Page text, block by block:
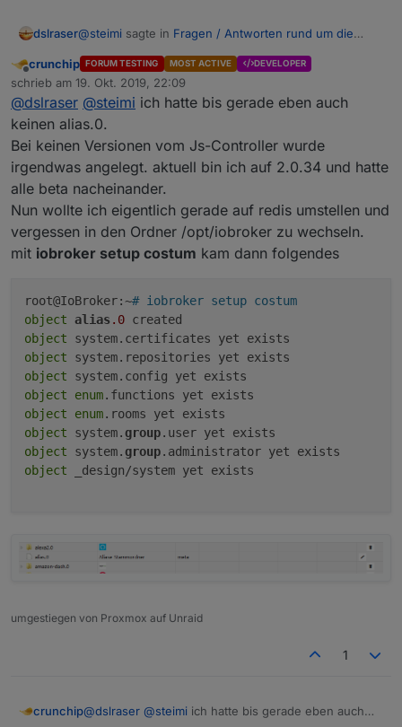
dslraser@steimi sagte in Fragen / Antworten rund um die
Ich habe den JS-controller auf 2.0.29 aktualisiert,
aber die alias.0-Instanz hat er nicht angelegt -
aber vlt suche ich auch falsch. Wo müsste ich sie
finden?
schau mal hier rein (ich habe es auch noch nicht ganz
kapiert)
https://www.iobroker.net/#de/documentation/dev/alia
ses.md
Offline
crunchip FORUM TESTING MOST ACTIVE DEVELOPER
schrieb am 19. Okt. 2019, 22:09
zuletzt editiert von
@dslraser @steimi ich hatte bis gerade eben auch
keinen alias.0.
Bei keinen Versionen vom Js-Controller wurde
irgendwas angelegt. aktuell bin ich auf 2.0.34 und hatte
alle beta nacheinander.
Nun wollte ich eigentlich gerade auf redis umstellen und
vergessen in den Ordner /opt/iobroker zu wechseln.
mit iobroker setup costum kam dann folgendes
root@IoBroker:~# iobroker setup costum
object alias .0
object
object
object
object
enum
object
enum
object system.group
object system.group
object _design/system yet exists
umgestiegen von Proxmox auf Unraid
1
crunchip@dslraser @steimi ich hatte bis gerade eben auch